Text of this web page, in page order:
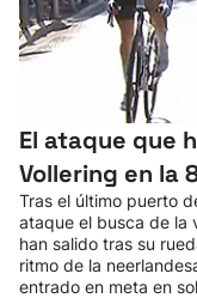
El ataque que
Vollering en la
Tras el último puerto
ataque el busca de la
han salido tras su
ritmo de la
entrado en meta en